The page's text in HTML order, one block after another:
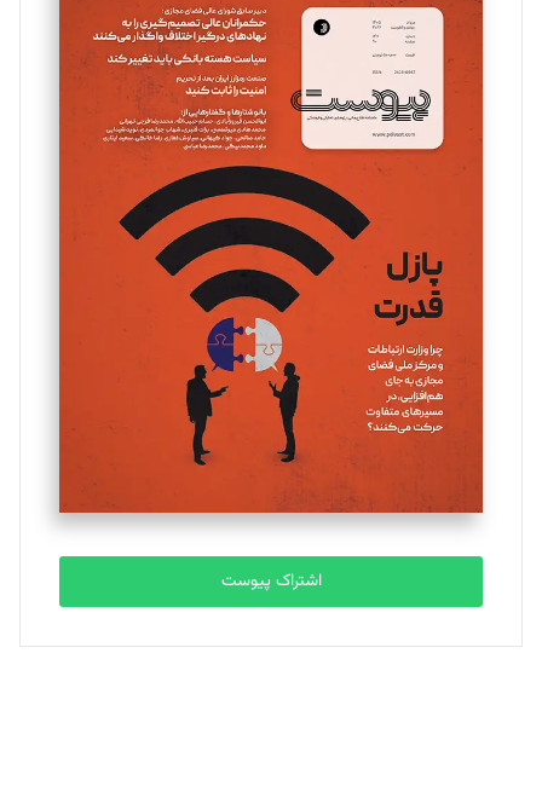
سروش کرمیان
تحریریه
مینا پاکدل
یسنا امان‌پور
تحریریه
ملینا جعفری
تحریریه
مصطفی مسجدی آرانی
تحریریه
بابک نقاش
تحریریه
اشتراک پیوست